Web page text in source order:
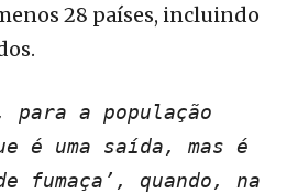
28 países, incluindo
para a população
é uma saída, mas é
fumaça’, quando, na